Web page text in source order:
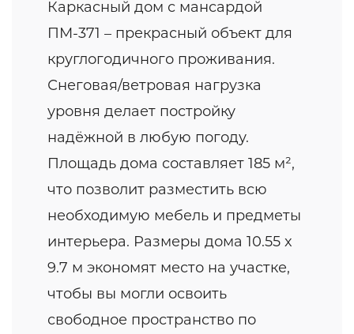
Каркасный дом с мансардой
ПМ-371 – прекрасный объект для
круглогодичного проживания.
Снеговая/ветровая нагрузка
уровня делает постройку
надёжной в любую погоду.
Площадь дома составляет 185 м²,
что позволит разместить всю
необходимую мебель и предметы
интерьера. Размеры дома 10.55 x
9.7 м экономят место на участке,
чтобы вы могли освоить
свободное пространство по